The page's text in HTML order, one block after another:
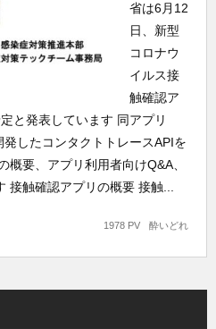
省は6月12
日、新型
コロナウ
イルス接
触確認ア
と発表しています 同アプリ
したコンタクトトレースAPIを
概要、アプリ利用者向けQ&A、
接触確認アプリの概要 接触...
酔いどれ
1978 PV